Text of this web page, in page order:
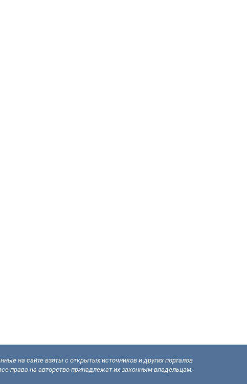
на сайте взяты с открытых источников и других порталов
права на авторство принадлежат их законным владельцам.